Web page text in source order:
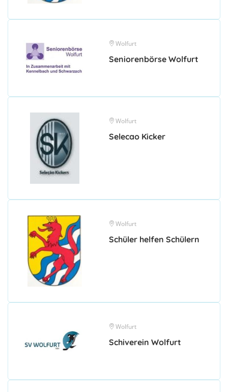
Wolfurt
Seniorenbörse Wolfurt
Wolfurt
Selecao Kicker
Wolfurt
Schüler helfen Schülern
Wolfurt
Schiverein Wolfurt